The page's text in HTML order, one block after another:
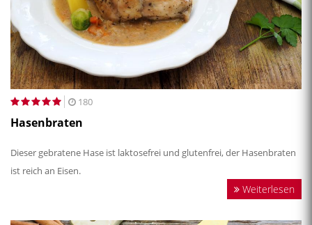
180
Hasenbraten
Dieser gebratene Hase ist laktosefrei und glutenfrei, der Hasenbraten
ist reich an Eisen.
Weiterlesen